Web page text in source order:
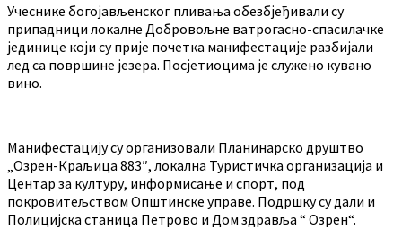
Учеснике богојављенског пливања обезбјеђивали су
припадници локалне Добровољне ватрогасно-спасилачке
јединице који су прије почетка манифестације разбијали
лед са површине језера. Посјетиоцима је служено кувано
вино.
Манифестацију су организовали Планинарско друштво
„Озрен-Краљица 883″, локална Туристичка организација и
Центар за културу, информисање и спорт, под
покровитељством Општинске управе. Подршку су дали и
Полицијска станица Петрово и Дом здравља “ Озрен“.